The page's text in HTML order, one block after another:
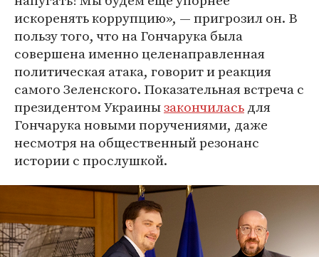
искоренять коррупцию», — пригрозил он. В
пользу того, что на Гончарука была
совершена именно целенаправленная
политическая атака, говорит и реакция
самого Зеленского. Показательная встреча с
президентом Украинызакончиласьдля
Гончарука новыми поручениями, даже
несмотря на общественный резонанс
истории с прослушкой.